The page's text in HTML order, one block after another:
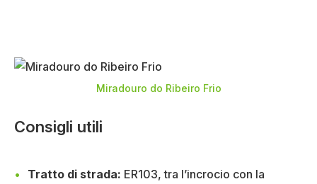
Miradouro do Ribeiro Frio
Consigli utili
Tratto di strada: ER103, tra l’incrocio con la